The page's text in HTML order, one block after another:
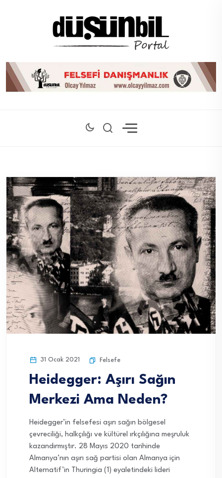
31 Ocak 2021 Felsefe
Heidegger: Aşırı Sağın
Merkezi Ama Neden?
Heidegger’in felsefesi aşırı sağın bölgesel
çevreciliği, halkçılığı ve kültürel ırkçılığına meşruluk
kazandırmıştır. 28 Mayıs 2020 tarihinde
Almanya’nın aşırı sağ partisi olan Almanya için
Alternatif’in Thuringia (1) eyaletindeki lideri